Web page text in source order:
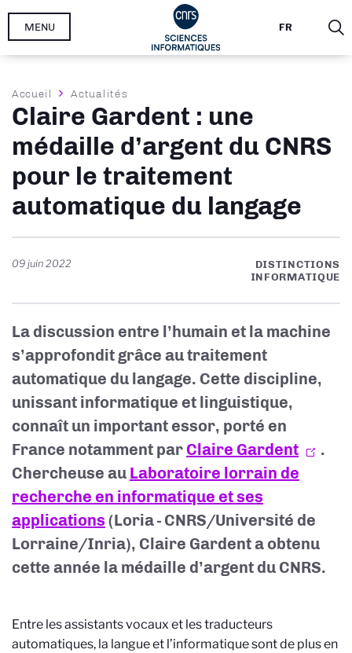
Aller
FR
MENU
Fil
d'Ariane
Accueil Actualités
Claire Gardent : une
médaille d’argent du CNRS
pour le traitement
automatique du langage
09 juin 2022
DISTINCTIONS
INFORMATIQUE
La discussion entre l’humain et la machine
s’approfondit grâce au traitement
automatique du langage. Cette discipline,
unissant informatique et linguistique,
connaît un important essor, porté en
France notamment par Claire Gardent
.
Chercheuse au Laboratoire lorrain de
recherche en informatique et ses
applications (Loria - CNRS/Université de
Lorraine/Inria), Claire Gardent a obtenu
cette année la médaille d’argent du CNRS.
Entre les assistants vocaux et les traducteurs
automatiques, la langue et l’informatique sont de plus en